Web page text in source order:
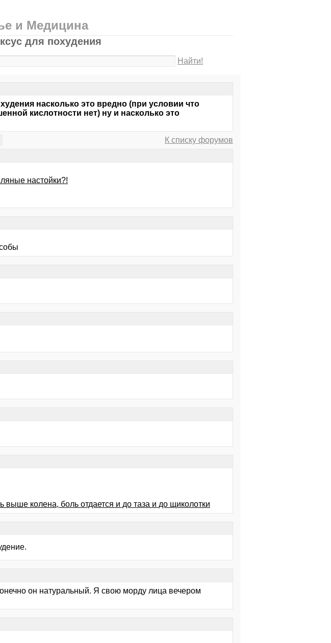
и Медицина
для похудения
Найти!
насколько это вредно (при условии что
кислотности нет) ну и насколько это
К списку форумов
настойки?!
выше колена, боль отдается и до таза и до щиколотки
он натуральный. Я свою морду лица вечером